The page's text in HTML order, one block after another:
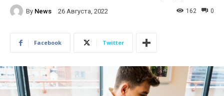
By News 26 Августа, 2022 0
162
Facebook Twitter